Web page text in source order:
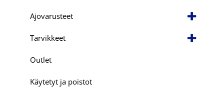
Ajovarusteet
Tarvikkeet
Outlet
Käytetyt ja poistot